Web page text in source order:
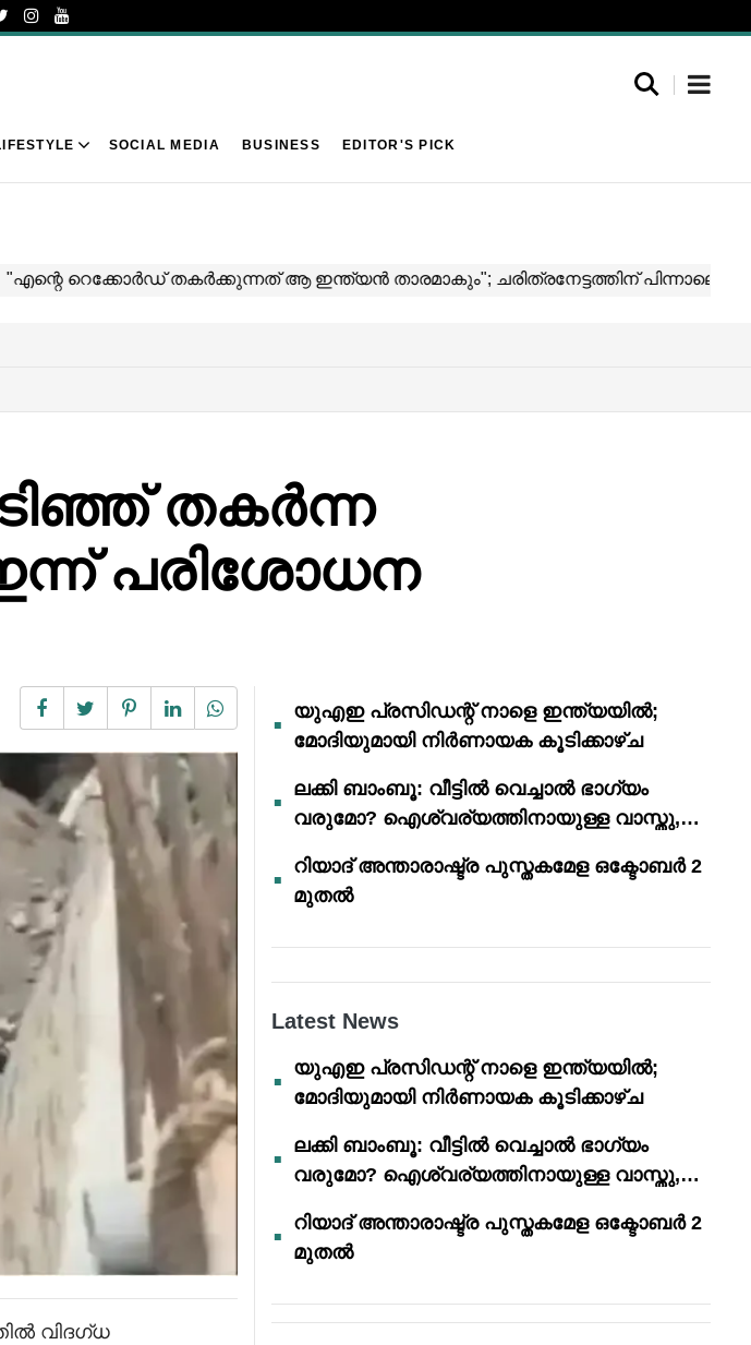
SOCIAL MEDIA BUSINESS EDITOR'S PICK
തകർന്ന
പരിശോധന
വിദഗ്ധ
യുഎഇ പ്രസിഡന്റ് നാളെ ഇന്ത്യയിൽ;
മോദിയുമായി നിർണായക കൂടിക്കാഴ്ച
ലക്കി ബാംബൂ: വീട്ടിൽ വെച്ചാൽ ഭാഗ്യം
വരുമോ? ഐശ്വര്യത്തിനായുള്ള വാസ്തു,
റിയാദ് അന്താരാഷ്ട്ര പുസ്തകമേള ഒക്ടോബർ 2
മുതൽ
Latest News
യുഎഇ പ്രസിഡന്റ് നാളെ ഇന്ത്യയിൽ;
മോദിയുമായി നിർണായക കൂടിക്കാഴ്ച
ലക്കി ബാംബൂ: വീട്ടിൽ വെച്ചാൽ ഭാഗ്യം
വരുമോ? ഐശ്വര്യത്തിനായുള്ള വാസ്തു,
റിയാദ് അന്താരാഷ്ട്ര പുസ്തകമേള ഒക്ടോബർ 2
മുതൽ